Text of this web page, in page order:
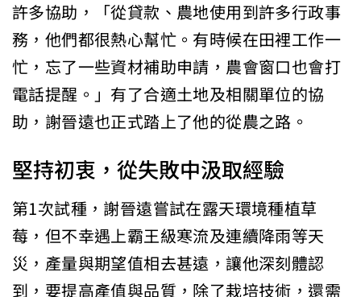
許多協助，「從貸款、農地使用到許多行政事
務，他們都很熱心幫忙。有時候在田裡工作一
忙，忘了一些資材補助申請，農會窗口也會打
電話提醒。」有了合適土地及相關單位的協
助，謝晉遠也正式踏上了他的從農之路。
堅持初衷，從失敗中汲取經驗
第1次試種，謝晉遠嘗試在露天環境種植草
莓，但不幸遇上霸王級寒流及連續降雨等天
災，產量與期望值相去甚遠，讓他深刻體認